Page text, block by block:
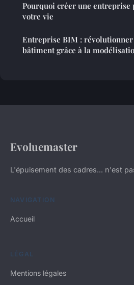
Pourquoi créer une
votre vie
Entreprise BIM :
bâtiment grâce à la
Evoluemaster
L'épuisement des cadres... n'est
NAVIGATION
Accueil
LÉGAL
Mentions légales